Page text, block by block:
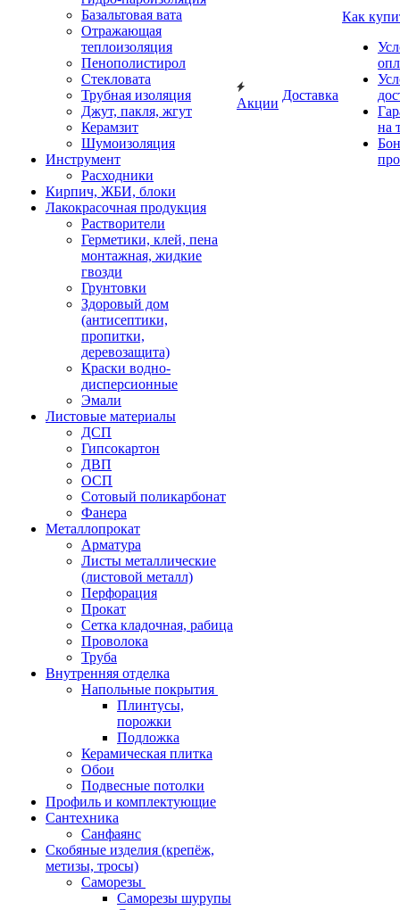
Базальтовая вата
Отражающая
теплоизоляция
Пенополистирол
Стекловата
Трубная изоляция
Джут, пакля, жгут
Керамзит
Шумоизоляция
Инструмент
Расходники
Кирпич, ЖБИ, блоки
Лакокрасочная продукция
Растворители
Герметики, клей, пена
монтажная, жидкие
гвозди
Грунтовки
Здоровый дом
(антисептики,
пропитки,
деревозащита)
Краски водно-
дисперсионные
Эмали
Листовые материалы
ДСП
Гипсокартон
ДВП
ОСП
Сотовый поликарбонат
Фанера
Металлопрокат
Арматура
Листы металлические
(листовой металл)
Перфорация
Прокат
Сетка кладочная, рабица
Проволока
Труба
Внутренняя отделка
Напольные покрытия
Плинтусы,
порожки
Подложка
Керамическая плитка
Обои
Подвесные потолки
Профиль и комплектующие
Сантехника
Санфаянс
Скобяные изделия (крепёж,
метизы, тросы)
Саморезы
Саморезы шурупы
Акции
Доставка
Как
на